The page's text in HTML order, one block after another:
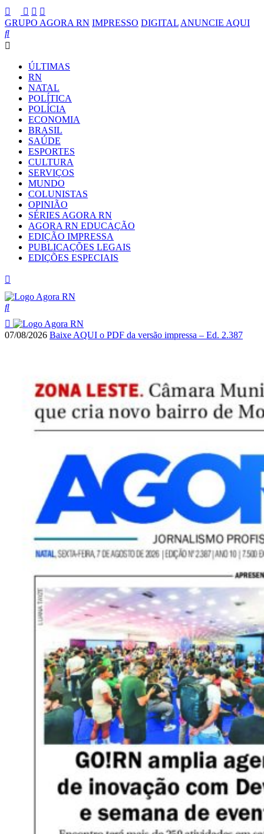
GRUPO AGORA RN IMPRESSO DIGITAL ANUNCIE AQUI
ÚLTIMAS
RN
NATAL
POLÍTICA
POLÍCIA
ECONOMIA
BRASIL
SAÚDE
ESPORTES
CULTURA
SERVIÇOS
MUNDO
COLUNISTAS
OPINIÃO
SÉRIES AGORA RN
AGORA RN EDUCAÇÃO
EDIÇÃO IMPRESSA
PUBLICAÇÕES LEGAIS
EDIÇÕES ESPECIAIS
07/08/2026 Baixe AQUI o PDF da versão impressa – Ed. 2.387